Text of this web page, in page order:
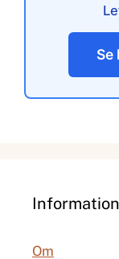
Se
Information
Om